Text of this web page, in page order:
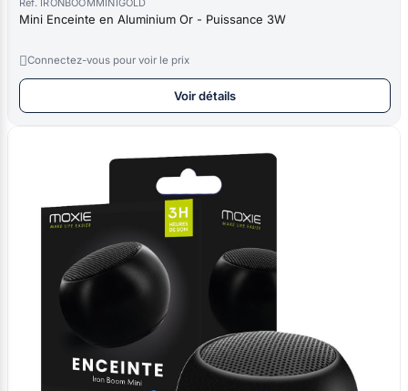
Réf. IRONBOOMMINIGOLD
Mini Enceinte en Aluminium Or - Puissance 3W
Connectez-vous pour voir le prix
Voir détails